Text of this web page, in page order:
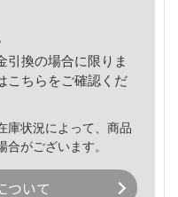
引換の場合に限りま
こちら をご確認くだ
庫状況によって、商品
がございます。
ついて